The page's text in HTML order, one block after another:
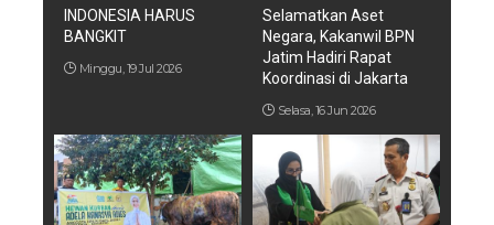
INDONESIA HARUS
BANGKIT
Minggu, 19 Jul 2026
Selamatkan Aset
Negara, Kakanwil BPN
Jatim Hadiri Rapat
Koordinasi di Jakarta
Selasa, 16 Jun 2026